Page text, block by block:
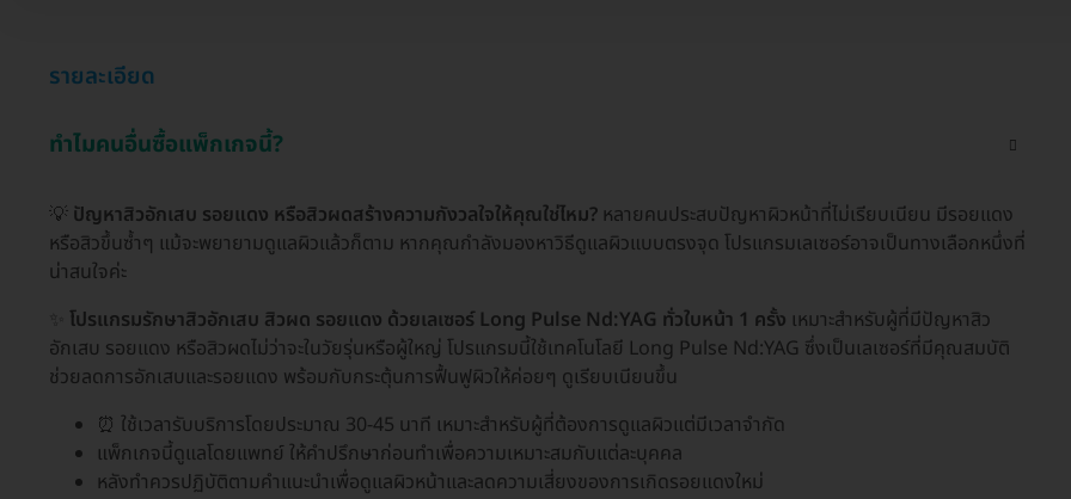
รายละเอียด
ทำไมคนอื่นซื้อแพ็กเกจนี้?
💡 ปัญหาสิวอักเสบ รอยแดง หรือสิวผดสร้างความกังวลใจให้คุณใช่ไหม? หลายคนประสบปัญหาผิวหน้าที่ไม่เรียบเนียน มีรอยแดง
หรือสิวขึ้นซ้ำๆ แม้จะพยายามดูแลผิวแล้วก็ตาม หากคุณกำลังมองหาวิธีดูแลผิวแบบตรงจุด โปรแกรมเลเซอร์อาจเป็นทางเลือกหนึ่งที่
น่าสนใจค่ะ
โปรแกรมรักษาสิวอักเสบ สิวผด รอยแดง ด้วยเลเซอร์ Long Pulse Nd:YAG ทั่วใบหน้า 1 ครั้ง เหมาะสำหรับผู้ที่มีปัญหาสิว
อักเสบ รอยแดง หรือสิวผดไม่ว่าจะในวัยรุ่นหรือผู้ใหญ่ โปรแกรมนี้ใช้เทคโนโลยี Long Pulse Nd:YAG ซึ่งเป็นเลเซอร์ที่มีคุณสมบัติ
ช่วยลดการอักเสบและรอยแดง พร้อมกับกระตุ้นการฟื้นฟูผิวให้ค่อยๆ ดูเรียบเนียนขึ้น
⏰ ใช้เวลารับบริการโดยประมาณ 30-45 นาที เหมาะสำหรับผู้ที่ต้องการดูแลผิวแต่มีเวลาจำกัด
แพ็กเกจนี้ดูแลโดยแพทย์ ให้คำปรึกษาก่อนทำเพื่อความเหมาะสมกับแต่ละบุคคล
หลังทำควรปฏิบัติตามคำแนะนำเพื่อดูแลผิวหน้าและลดความเสี่ยงของการเกิดรอยแดงใหม่